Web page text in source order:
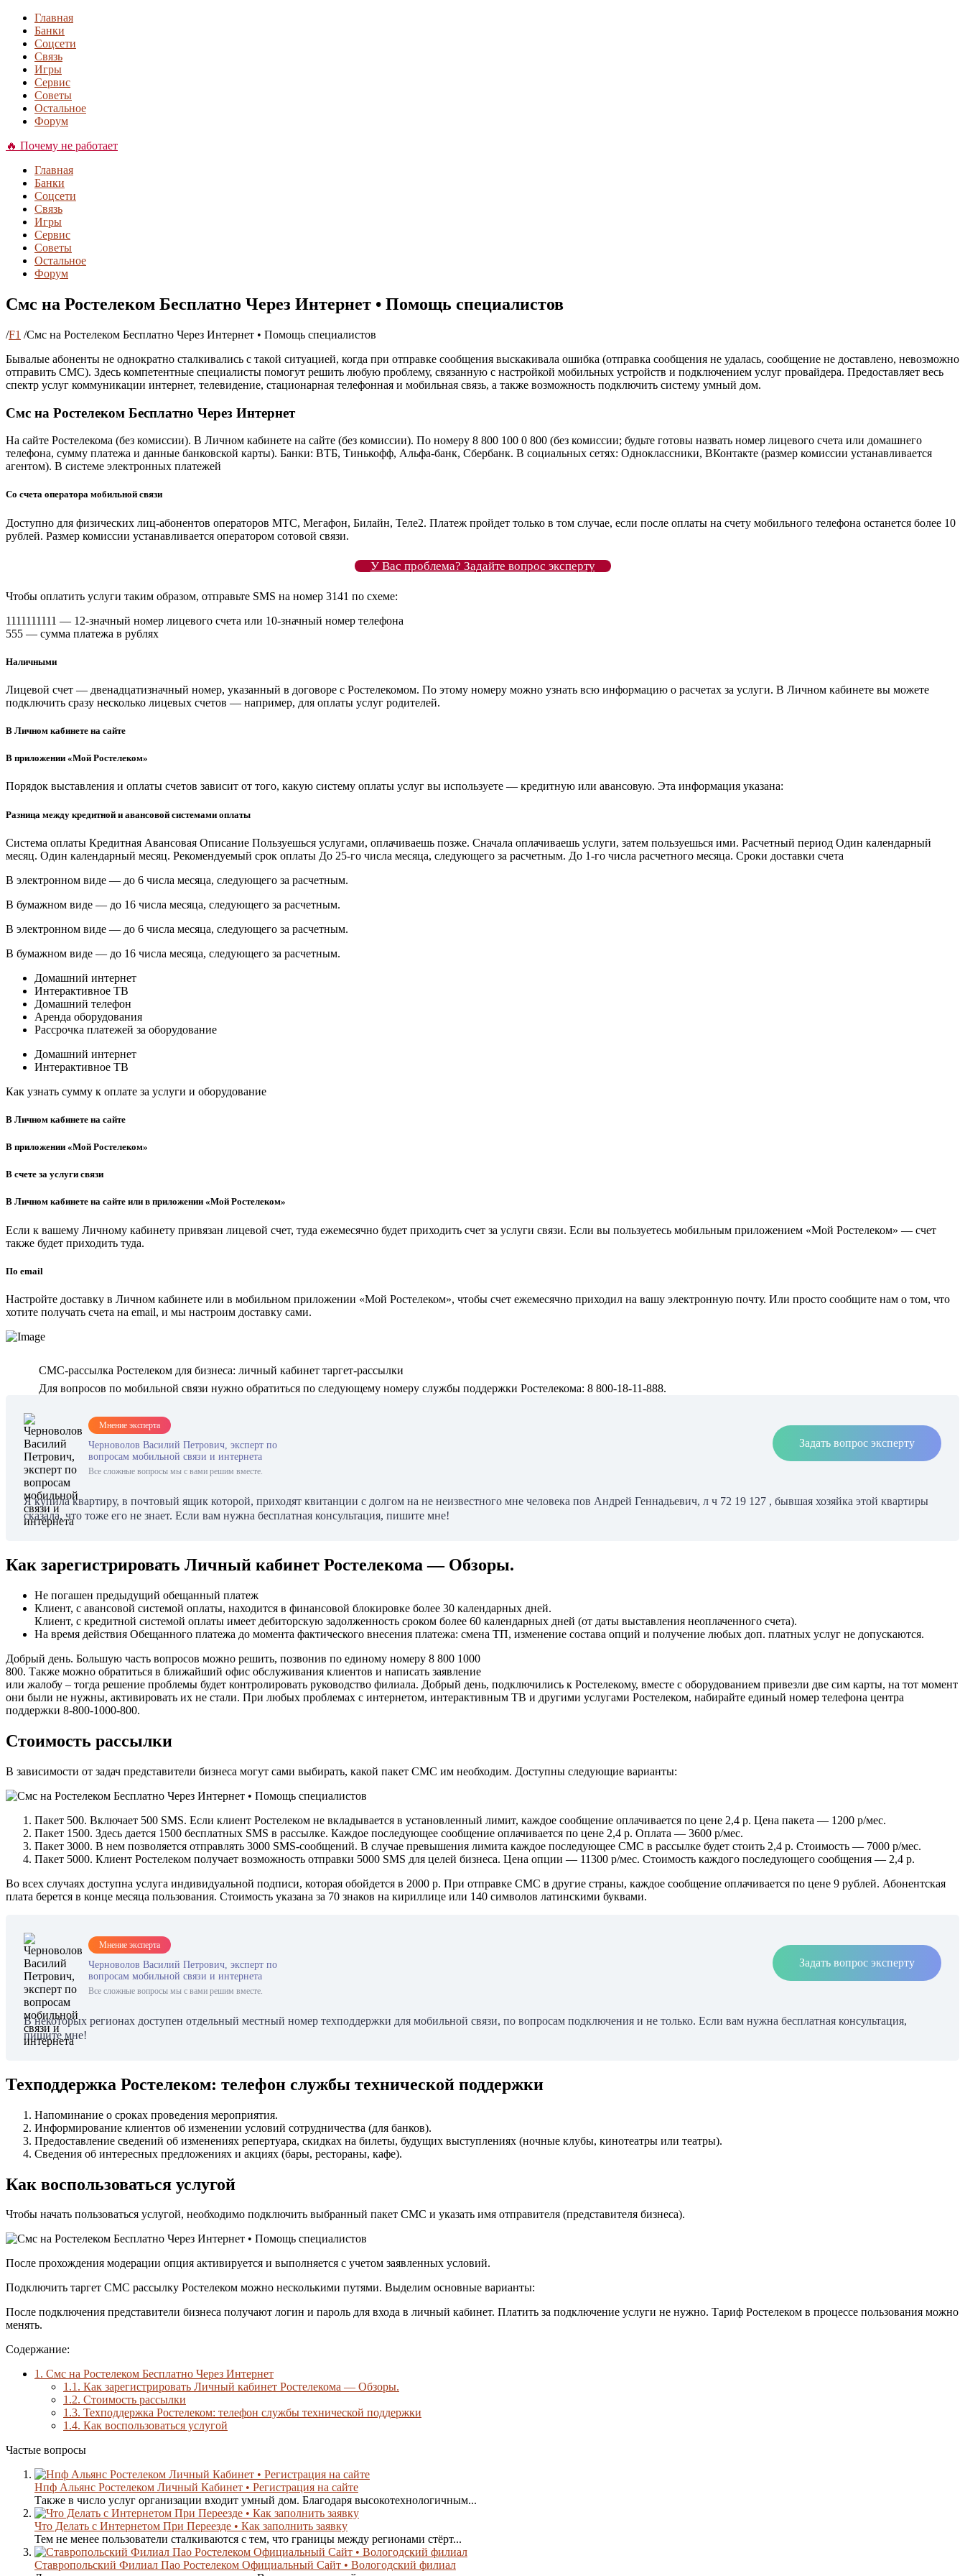
Главная
Банки
Соцсети
Связь
Игры
Сервис
Советы
Остальное
Форум
🔥 Почему не работает
Главная
Банки
Соцсети
Связь
Игры
Сервис
Советы
Остальное
Форум
Смс на Ростелеком Бесплатно Через Интернет • Помощь специалистов
/F1 /Смс на Ростелеком Бесплатно Через Интернет • Помощь специалистов
Бывалые абоненты не однократно сталкивались с такой ситуацией, когда при отправке сообщения выскакивала ошибка (отправка сообщения не удалась, сообщение не доставлено, невозможно
отправить СМС). Здесь компетентные специалисты помогут решить любую проблему, связанную с настройкой мобильных устройств и подключением услуг провайдера. Предоставляет весь
спектр услуг коммуникации интернет, телевидение, стационарная телефонная и мобильная связь, а также возможность подключить систему умный дом.
Смс на Ростелеком Бесплатно Через Интернет
На сайте Ростелекома (без комиссии). В Личном кабинете на сайте (без комиссии). По номеру 8 800 100 0 800 (без комиссии; будьте готовы назвать номер лицевого счета или домашнего
телефона, сумму платежа и данные банковской карты). Банки: ВТБ, Тинькофф, Альфа-банк, Сбербанк. В социальных сетях: Одноклассники, ВКонтакте (размер комиссии устанавливается
агентом). В системе электронных платежей
Со счета оператора мобильной связи
Доступно для физических лиц-абонентов операторов МТС, Мегафон, Билайн, Теле2. Платеж пройдет только в том случае, если после оплаты на счету мобильного телефона останется более 10
рублей. Размер комиссии устанавливается оператором сотовой связи.
У Вас проблема? Задайте вопрос эксперту
Чтобы оплатить услуги таким образом, отправьте SMS на номер 3141 по схеме:
1111111111 — 12-значный номер лицевого счета или 10-значный номер телефона
555 — сумма платежа в рублях
Наличными
Лицевой счет — двенадцатизначный номер, указанный в договоре с Ростелекомом. По этому номеру можно узнать всю информацию о расчетах за услуги. В Личном кабинете вы можете
подключить сразу несколько лицевых счетов — например, для оплаты услуг родителей.
В Личном кабинете на сайте
В приложении «Мой Ростелеком»
Порядок выставления и оплаты счетов зависит от того, какую систему оплаты услуг вы используете — кредитную или авансовую. Эта информация указана:
Разница между кредитной и авансовой системами оплаты
Система оплаты Кредитная Авансовая Описание Пользуешься услугами, оплачиваешь позже. Сначала оплачиваешь услуги, затем пользуешься ими. Расчетный период Один календарный
месяц. Один календарный месяц. Рекомендуемый срок оплаты До 25-го числа месяца, следующего за расчетным. До 1-го числа расчетного месяца. Сроки доставки счета
В электронном виде — до 6 числа месяца, следующего за расчетным.
В бумажном виде — до 16 числа месяца, следующего за расчетным.
В электронном виде — до 6 числа месяца, следующего за расчетным.
В бумажном виде — до 16 числа месяца, следующего за расчетным.
Домашний интернет
Интерактивное ТВ
Домашний телефон
Аренда оборудования
Рассрочка платежей за оборудование
Домашний интернет
Интерактивное ТВ
Как узнать сумму к оплате за услуги и оборудование
В Личном кабинете на сайте
В приложении «Мой Ростелеком»
В счете за услуги связи
В Личном кабинете на сайте или в приложении «Мой Ростелеком»
Если к вашему Личному кабинету привязан лицевой счет, туда ежемесячно будет приходить счет за услуги связи. Если вы пользуетесь мобильным приложением «Мой Ростелеком» — счет
также будет приходить туда.
По email
Настройте доставку в Личном кабинете или в мобильном приложении «Мой Ростелеком», чтобы счет ежемесячно приходил на вашу электронную почту. Или просто сообщите нам о том, что
хотите получать счета на email, и мы настроим доставку сами.
СМС-рассылка Ростелеком для бизнеса: личный кабинет таргет-рассылки
Для вопросов по мобильной связи нужно обратиться по следующему номеру службы поддержки Ростелекома: 8 800-18-11-888.
Мнение эксперта
Черноволов Василий Петрович, эксперт по
вопросам мобильной связи и интернета
Все сложные вопросы мы с вами решим вместе.
Задать вопрос эксперту
Я купила квартиру, в почтовый ящик которой, приходят квитанции с долгом на не неизвестного мне человека пов Андрей Геннадьевич, л ч 72 19 127 , бывшая хозяйка этой квартиры
сказала, что тоже его не знает. Если вам нужна бесплатная консультация, пишите мне!
Как зарегистрировать Личный кабинет Ростелекома — Обзоры.
Не погашен предыдущий обещанный платеж
Клиент, с авансовой системой оплаты, находится в финансовой блокировке более 30 календарных дней.
Клиент, с кредитной системой оплаты имеет дебиторскую задолженность сроком более 60 календарных дней (от даты выставления неоплаченного счета).
На время действия Обещанного платежа до момента фактического внесения платежа: смена ТП, изменение состава опций и получение любых доп. платных услуг не допускаются.
Добрый день. Большую часть вопросов можно решить, позвонив по единому номеру 8 800 1000
800. Также можно обратиться в ближайший офис обслуживания клиентов и написать заявление
или жалобу – тогда решение проблемы будет контролировать руководство филиала. Добрый день, подключились к Ростелекому, вместе с оборудованием привезли две сим карты, на тот момент
они были не нужны, активировать их не стали. При любых проблемах с интернетом, интерактивным ТВ и другими услугами Ростелеком, набирайте единый номер телефона центра
поддержки 8-800-1000-800.
Стоимость рассылки
В зависимости от задач представители бизнеса могут сами выбирать, какой пакет СМС им необходим. Доступны следующие варианты:
Пакет 500. Включает 500 SMS. Если клиент Ростелеком не вкладывается в установленный лимит, каждое сообщение оплачивается по цене 2,4 р. Цена пакета — 1200 р/мес.
Пакет 1500. Здесь дается 1500 бесплатных SMS в рассылке. Каждое последующее сообщение оплачивается по цене 2,4 р. Оплата — 3600 р/мес.
Пакет 3000. В нем позволяется отправлять 3000 SMS-сообщений. В случае превышения лимита каждое последующее СМС в рассылке будет стоить 2,4 р. Стоимость — 7000 р/мес.
Пакет 5000. Клиент Ростелеком получает возможность отправки 5000 SMS для целей бизнеса. Цена опции — 11300 р/мес. Стоимость каждого последующего сообщения — 2,4 р.
Во всех случаях доступна услуга индивидуальной подписи, которая обойдется в 2000 р. При отправке СМС в другие страны, каждое сообщение оплачивается по цене 9 рублей. Абонентская
плата берется в конце месяца пользования. Стоимость указана за 70 знаков на кириллице или 140 символов латинскими буквами.
Мнение эксперта
Черноволов Василий Петрович, эксперт по
вопросам мобильной связи и интернета
Все сложные вопросы мы с вами решим вместе.
Задать вопрос эксперту
В некоторых регионах доступен отдельный местный номер техподдержки для мобильной связи, по вопросам подключения и не только. Если вам нужна бесплатная консультация,
пишите мне!
Техподдержка Ростелеком: телефон службы технической поддержки
Напоминание о сроках проведения мероприятия.
Информирование клиентов об изменении условий сотрудничества (для банков).
Предоставление сведений об изменениях репертуара, скидках на билеты, будущих выступлениях (ночные клубы, кинотеатры или театры).
Сведения об интересных предложениях и акциях (бары, рестораны, кафе).
Как воспользоваться услугой
Чтобы начать пользоваться услугой, необходимо подключить выбранный пакет СМС и указать имя отправителя (представителя бизнеса).
После прохождения модерации опция активируется и выполняется с учетом заявленных условий.
Подключить таргет СМС рассылку Ростелеком можно несколькими путями. Выделим основные варианты:
После подключения представители бизнеса получают логин и пароль для входа в личный кабинет. Платить за подключение услуги не нужно. Тариф Ростелеком в процессе пользования можно
менять.
Содержание:
1. Смс на Ростелеком Бесплатно Через Интернет
1.1. Как зарегистрировать Личный кабинет Ростелекома — Обзоры.
1.2. Стоимость рассылки
1.3. Техподдержка Ростелеком: телефон службы технической поддержки
1.4. Как воспользоваться услугой
Частые вопросы
Нпф Альянс Ростелеком Личный Кабинет • Регистрация на сайте
Также в число услуг организации входит умный дом. Благодаря высокотехнологичным...
Что Делать с Интернетом При Переезде • Как заполнить заявку
Тем не менее пользователи сталкиваются с тем, что границы между регионами стёрт...
Ставропольский Филиал Пао Ростелеком Официальный Сайт • Вологодский филиал